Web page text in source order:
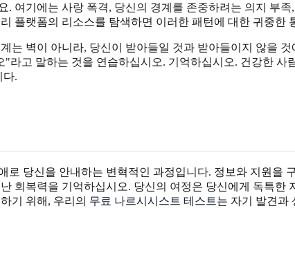
여기에는 사랑 폭격, 당신의 경계를 존중하려는 의지 부
플랫폼의 리소스를 탐색하면 이러한 패턴에 대한 귀중한
는 벽이 아니라, 당신이 받아들일 것과 받아들이지 않을
고 말하는 것을 연습하십시오. 기억하십시오. 건강한
다.
당신을 안내하는 변혁적인 과정입니다. 정보와 지원을
회복력을 기억하십시오. 당신의 여정은 당신에게 독특한
기 위해, 우리의 무료 나르시시스트 테스트는 자기 발견과